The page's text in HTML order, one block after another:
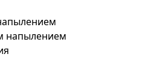
напылением